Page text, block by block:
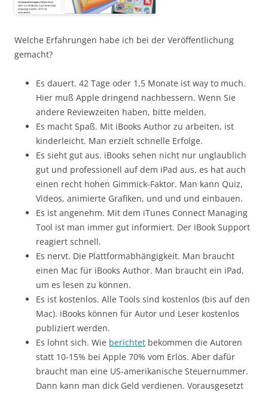
Welche Erfahrungen habe ich bei der Veröffentlichung
gemacht?
Es dauert. 42 Tage oder 1,5 Monate ist way to much.
Hier muß Apple dringend nachbessern. Wenn Sie
andere Reviewzeiten haben, bitte melden.
Es macht Spaß. Mit iBooks Author zu arbeiten, ist
kinderleicht. Man erzielt schnelle Erfolge.
Es sieht gut aus. iBooks sehen nicht nur unglaublich
gut und professionell auf dem iPad aus, es hat auch
einen recht hohen Gimmick-Faktor. Man kann Quiz,
Videos, animierte Grafiken, und und und einbauen.
Es ist angenehm. Mit dem iTunes Connect Managing
Tool ist man immer gut informiert. Der iBook Support
reagiert schnell.
Es nervt. Die Plattformabhängigkeit. Man braucht
einen Mac für iBooks Author. Man braucht ein iPad,
um es lesen zu können.
Es ist kostenlos. Alle Tools sind kostenlos (bis auf den
Mac). iBooks können für Autor und Leser kostenlos
publiziert werden.
Es lohnt sich. Wie berichtet bekommen die Autoren
statt 10-15% bei Apple 70% vom Erlös. Aber dafür
braucht man eine US-amerikanische Steuernummer.
Dann kann man dick Geld verdienen. Vorausgesetzt